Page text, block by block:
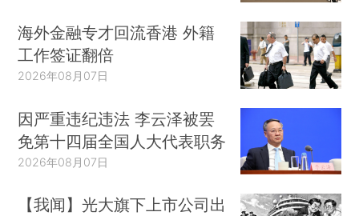
海外金融专才回流香港 外籍
工作签证翻倍
2026年08月07日
因严重违纪违法 李云泽被罢
免第十四届全国人大代表职务
2026年08月07日
【我闻】光大旗下上市公司出